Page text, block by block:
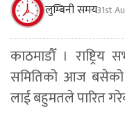
लुम्बिनी समय31st
काठमाडौँ ।
समितिको आज
लाई बहुमतले पारित